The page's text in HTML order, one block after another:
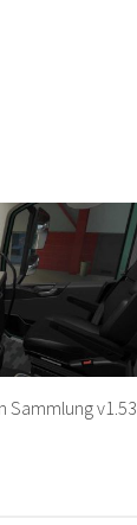
Sammlung v1.53